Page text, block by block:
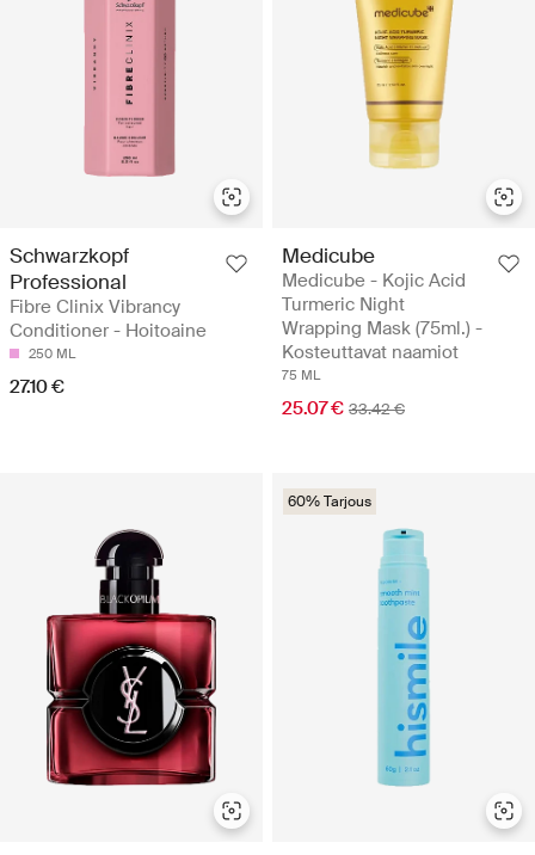
Schwarzkopf
Professional
Fibre Clinix Vibrancy
Conditioner - Hoitoaine
250 ML
27.10 €
Medicube
Medicube - Kojic Acid
Turmeric Night
Wrapping Mask (75ml.) -
Kosteuttavat naamiot
75 ML
25.07 € 33.42 €
60% Tarjous